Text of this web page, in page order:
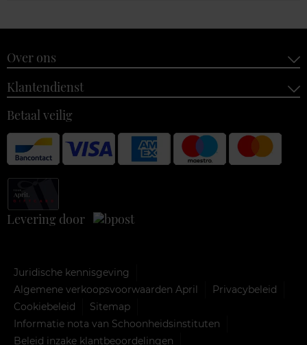
Over ons
Klantendienst
Betaal veilig
Levering door
Juridische kennisgeving
Algemene verkoopsvoorwaarden April
Privacybeleid
Cookiebeleid
Sitemap
Informatie nota van Schoonheidsinstituten
Beleid inzake klantbeoordelingen